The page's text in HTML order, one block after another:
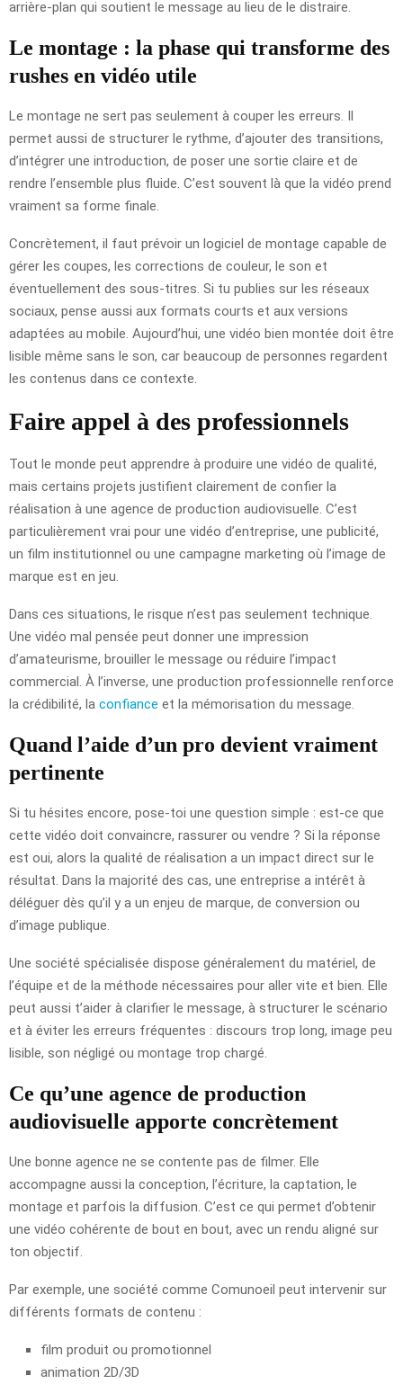
arrière-plan qui soutient le message au lieu de le distraire.
Le montage : la phase qui transforme des
rushes en vidéo utile
Le montage ne sert pas seulement à couper les erreurs. Il
permet aussi de structurer le rythme, d’ajouter des transitions,
d’intégrer une introduction, de poser une sortie claire et de
rendre l’ensemble plus fluide. C’est souvent là que la vidéo prend
vraiment sa forme finale.
Concrètement, il faut prévoir un logiciel de montage capable de
gérer les coupes, les corrections de couleur, le son et
éventuellement des sous-titres. Si tu publies sur les réseaux
sociaux, pense aussi aux formats courts et aux versions
adaptées au mobile. Aujourd’hui, une vidéo bien montée doit être
lisible même sans le son, car beaucoup de personnes regardent
les contenus dans ce contexte.
Faire appel à des professionnels
Tout le monde peut apprendre à produire une vidéo de qualité,
mais certains projets justifient clairement de confier la
réalisation à une agence de production audiovisuelle. C’est
particulièrement vrai pour une vidéo d’entreprise, une publicité,
un film institutionnel ou une campagne marketing où l’image de
marque est en jeu.
Dans ces situations, le risque n’est pas seulement technique.
Une vidéo mal pensée peut donner une impression
d’amateurisme, brouiller le message ou réduire l’impact
commercial. À l’inverse, une production professionnelle renforce
la crédibilité, la confiance et la mémorisation du message.
Quand l’aide d’un pro devient vraiment
pertinente
Si tu hésites encore, pose-toi une question simple : est-ce que
cette vidéo doit convaincre, rassurer ou vendre ? Si la réponse
est oui, alors la qualité de réalisation a un impact direct sur le
résultat. Dans la majorité des cas, une entreprise a intérêt à
déléguer dès qu’il y a un enjeu de marque, de conversion ou
d’image publique.
Une société spécialisée dispose généralement du matériel, de
l’équipe et de la méthode nécessaires pour aller vite et bien. Elle
peut aussi t’aider à clarifier le message, à structurer le scénario
et à éviter les erreurs fréquentes : discours trop long, image peu
lisible, son négligé ou montage trop chargé.
Ce qu’une agence de production
audiovisuelle apporte concrètement
Une bonne agence ne se contente pas de filmer. Elle
accompagne aussi la conception, l’écriture, la captation, le
montage et parfois la diffusion. C’est ce qui permet d’obtenir
une vidéo cohérente de bout en bout, avec un rendu aligné sur
ton objectif.
Par exemple, une société comme Comunoeil peut intervenir sur
différents formats de contenu :
film produit ou promotionnel
animation 2D/3D